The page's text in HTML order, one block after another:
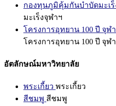
กองทุนภูมิคุ้มกันบำบัดมะเร็
มะเร็งจุฬาฯ
โครงการอุทยาน 100 ปี จุ
โครงการอุทยาน 100 ปี จุ
อัตลักษณ์มหาวิทยาลัย
พระเกี้ยว พระเกี้ยว
สีชมพู สีชมพู